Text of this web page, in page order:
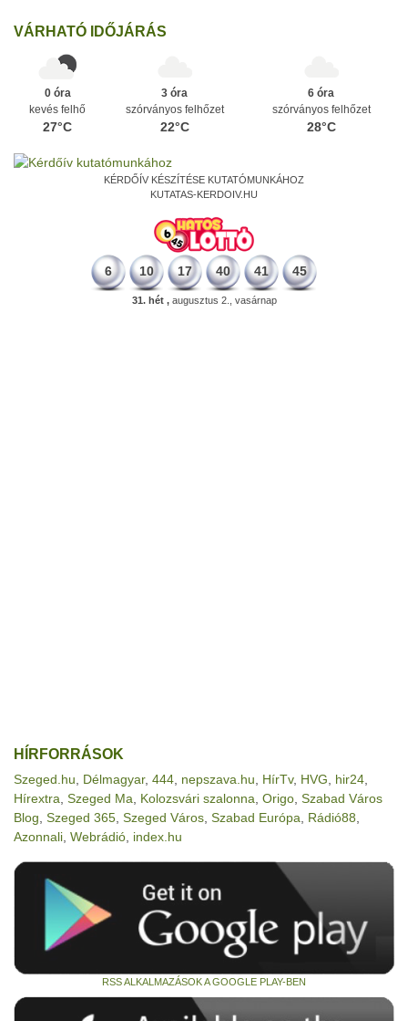
VÁRHATÓ IDŐJÁRÁS
0 óra
kevés felhő
27°C
3 óra
szórványos felhőzet
22°C
6 óra
szórványos felhőzet
28°C
KÉRDŐÍV KÉSZÍTÉSE KUTATÓMUNKÁHOZ
KUTATAS-KERDOIV.HU
6 10 17 40 41 45
31. hét ,augusztus 2., vasárnap
HÍRFORRÁSOK
Szeged.hu Délmagyar, 444 nepszava.hu HírTv, HVG hir24
Hírextra Szeged Ma Kolozsvári szalonna Origo Szabad Város
Blog Szeged 365 Szeged Város Szabad Európa Rádió88
Azonnali Webrádió index.hu
RSS ALKALMAZÁSOK A GOOGLE PLAY-BEN